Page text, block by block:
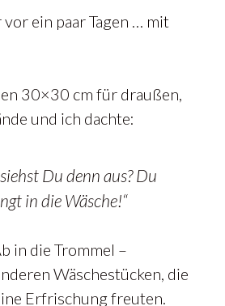
ein paar Tagen … mit
30×30 cm für draußen,
und ich dachte:
Du denn aus? Du
in die Wäsche!“
in die Trommel –
Wäschestücken, die
Erfrischung freuten.